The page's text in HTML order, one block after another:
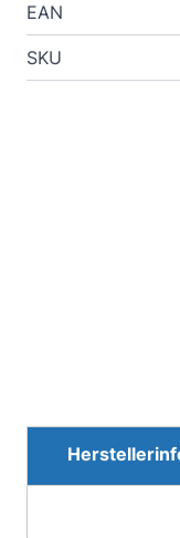
EAN
SKU